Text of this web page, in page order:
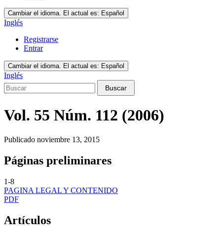
Cambiar el idioma. El actual es: Español
Inglés
Registrarse
Entrar
Cambiar el idioma. El actual es: Español
Inglés
Buscar
Vol. 55 Núm. 112 (2006)
Publicado noviembre 13, 2015
Páginas preliminares
1-8
PAGINA LEGAL Y CONTENIDO
PDF
Artículos